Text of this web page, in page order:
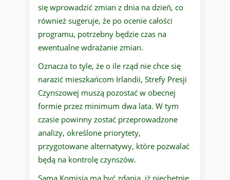
się wprowadzić zmian z dnia na dzień, co
również sugeruje, że po ocenie całości
programu, potrzebny będzie czas na
ewentualne wdrażanie zmian.
Oznacza to tyle, że o ile rząd nie chce się
narazić mieszkańcom Irlandii, Strefy Presji
Czynszowej muszą pozostać w obecnej
formie przez minimum dwa lata. W tym
czasie powinny zostać przeprowadzone
analizy, określone priorytety,
przygotowane alternatywy, które pozwalać
będą na kontrolę czynszów.